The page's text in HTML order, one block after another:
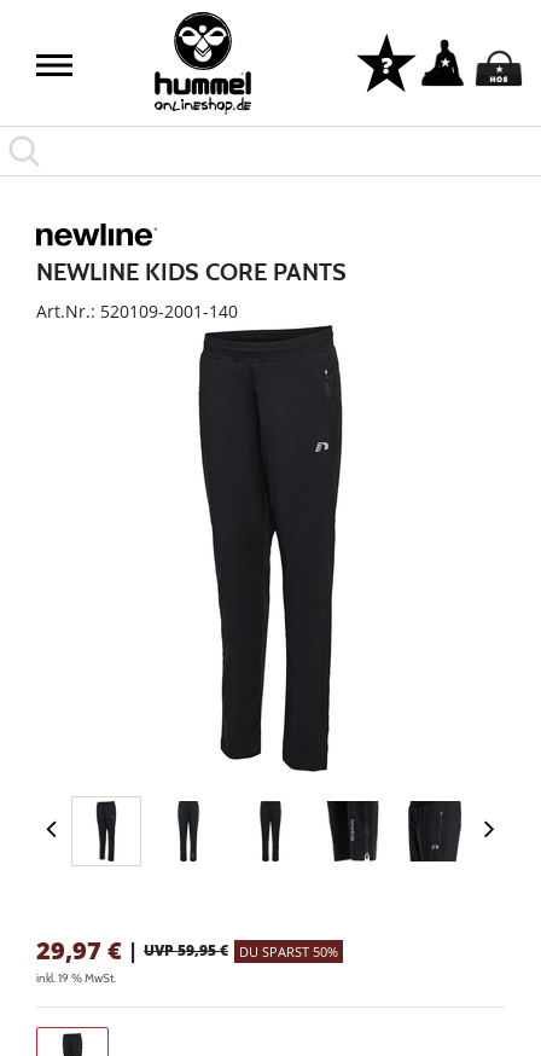
NEWLINE KIDS CORE PANTS
Art.Nr.: 520109-2001-140
29,97 € | UVP 59,95 € DU SPARST 50%
inkl. 19 % MwSt.